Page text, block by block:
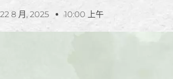
22 8 月, 2025 10:00 上午